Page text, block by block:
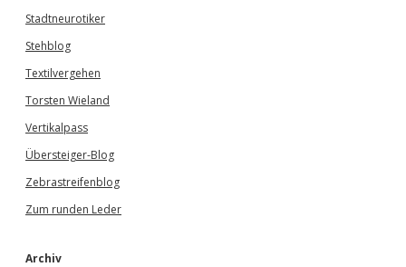
Stadtneurotiker
Stehblog
Textilvergehen
Torsten Wieland
Vertikalpass
Übersteiger-Blog
Zebrastreifenblog
Zum runden Leder
Archiv